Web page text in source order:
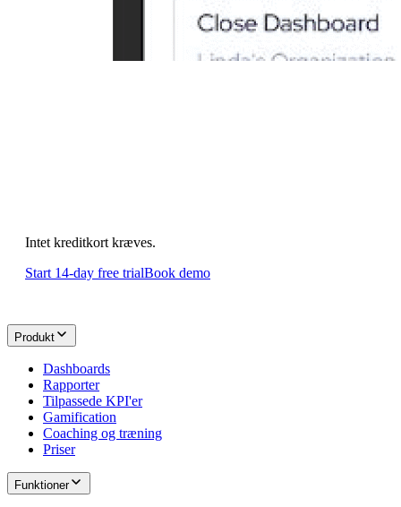
Intet kreditkort kræves.
Start 14-day free trialBook demo
Produkt
Dashboards
Rapporter
Tilpassede KPI'er
Gamification
Coaching og træning
Priser
Funktioner